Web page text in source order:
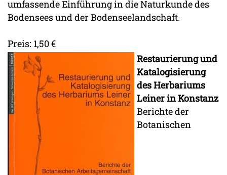
umfassende Einführung in die Naturkunde des
Bodensees und der Bodenseelandschaft.
Preis: 1,50 €
Restaurierung und
Katalogisierung
des Herbariums
Leiner in Konstanz
Berichte der
Botanischen